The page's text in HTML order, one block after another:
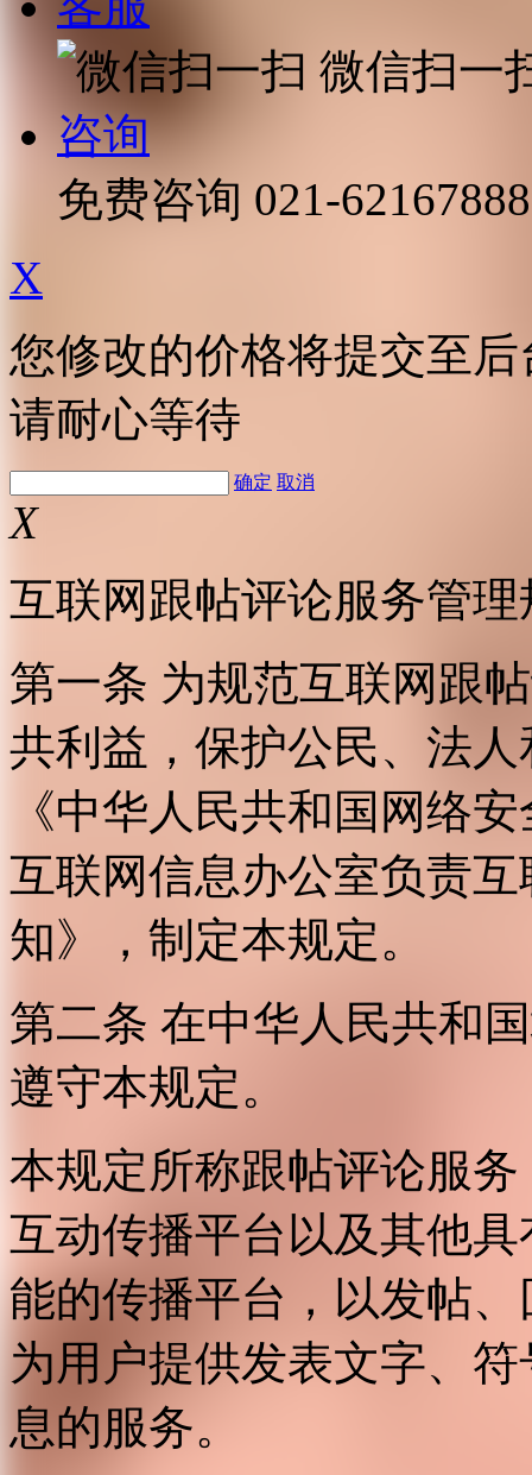
微信扫一
咨询
免费咨询 021-62167888
X
您修改的价格将提交至
请耐心等待
确定 取消
X
互联网跟帖评论服务管理
第一条 为规范互联网跟
共利益，保护公民、法
《中华人民共和国网络
互联网信息办公室负责
知》，制定本规定。
第二条 在中华人民共和
遵守本规定。
本规定所称跟帖评论服
互动传播平台以及其他
能的传播平台，以发帖
为用户提供发表文字、
息的服务。